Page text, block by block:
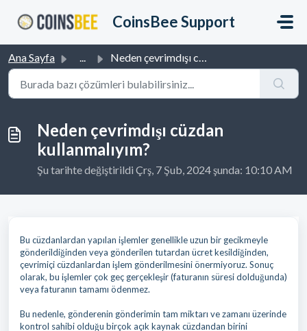
CoinsBee Support
Ana Sayfa ... Neden çevrimdışı cüzdan kullanmalıyım?
Neden çevrimdışı cüzdan
kullanmalıyım?
Şu tarihte değiştirildi Çrş, 7 Şub, 2024 şunda: 10:10 AM
Bu cüzdanlardan yapılan işlemler genellikle uzun bir gecikmeyle
gönderildiğinden veya gönderilen tutardan ücret kesildiğinden,
çevrimiçi cüzdanlardan işlem gönderilmesini önermiyoruz. Sonuç
olarak, bu işlemler çok geç gerçekleşir (faturanın süresi dolduğunda)
veya faturanın tamamı ödenmez.
Bu nedenle, gönderenin gönderimin tam miktarı ve zamanı üzerinde
kontrol sahibi olduğu birçok açık kaynak cüzdandan birini